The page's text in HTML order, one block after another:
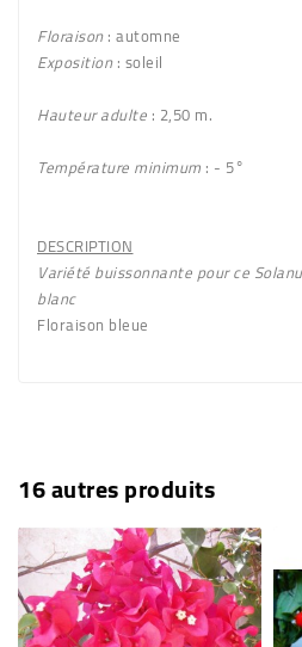
Floraison: automne
Exposition: soleil
Hauteur adulte : 2,50 m.
Température minimum : - 5°
DESCRIPTION
Variété buissonnante pour ce
blanc
Floraison bleue
16 autres produits